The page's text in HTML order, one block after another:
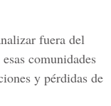
fuera del
comunidades
y pérdidas de